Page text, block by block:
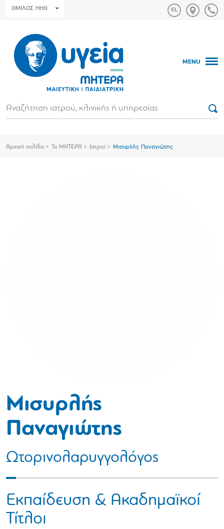
ΟΜΙΛΟΣ HHG
MENU
Αρχική σελίδα Το ΜΗΤΕΡΑ Ιατροί Μισυρλής Παναγιώτης
Μισυρλής
Παναγιώτης
Ωτορινολαρυγγολόγος
Εκπαίδευση & Ακαδημαϊκοί
Τίτλοι